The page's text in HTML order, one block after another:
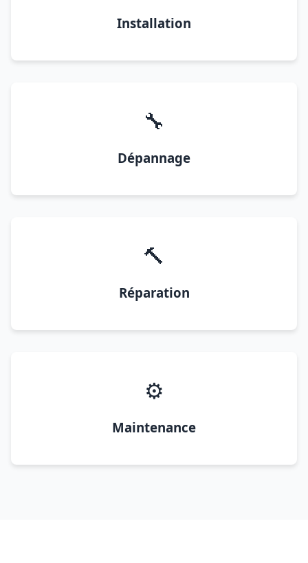
Installation
🔧
Dépannage
🔨
Réparation
⚙️
Maintenance